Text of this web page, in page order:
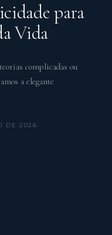
para
Vida
complicadas ou
a elegante
DE 2026